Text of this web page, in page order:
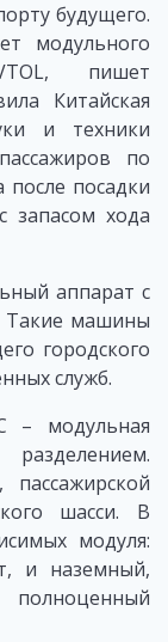
будущего.
модульного
пишет
Китайская
и техники
по
после посадки
запасом хода
аппарат с
Такие машины
городского
служб.
– модульная
шасси. В
модуля:
и наземный,